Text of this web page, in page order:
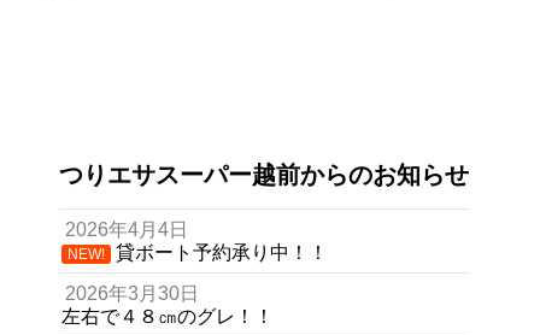
つりエサスーパー越前からのお知らせ
2026年4月4日
NEW!
貸ボート予約承り中！！
2026年3月30日
左右で４８㎝のグレ！！